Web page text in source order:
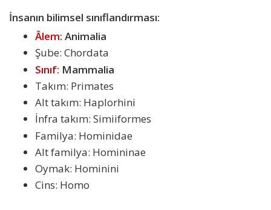
İnsanın bilimsel sınıflandırması:
Âlem: Animalia
Şube: Chordata
Sınıf: Mammalia
Takım: Primates
Alt takım: Haplorhini
İnfra takım: Simiiformes
Familya: Hominidae
Alt familya: Homininae
Oymak: Hominini
Cins: Homo